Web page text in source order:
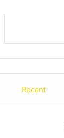
Recent